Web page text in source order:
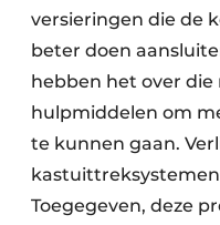
versieringen die de
beter doen
hebben het over die
hulpmiddelen om
te kunnen gaan.
Toegegeven, deze